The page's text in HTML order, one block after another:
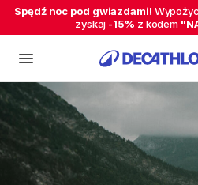
Spędź noc pod gwiazdami!
zyskaj -15% z kodem